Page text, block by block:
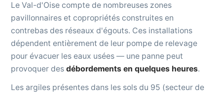
Le Val-d'Oise compte de nombreuses zones
pavillonnaires et copropriétés construites en
contrebas des réseaux d'égouts. Ces installations
dépendent entièrement de leur pompe de relevage
pour évacuer les eaux usées — une panne peut
provoquer des débordements en quelques heures.
Les argiles présentes dans les sols du 95 (secteur de